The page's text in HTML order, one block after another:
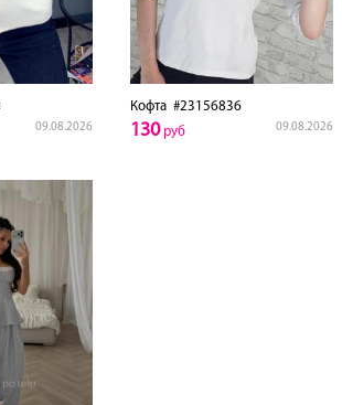
09.08.2026
Кофта#23156836
09.08.2026
130руб